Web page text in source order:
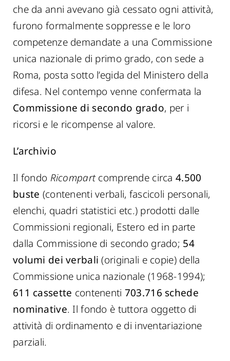
che da anni avevano già cessato ogni attività,
furono formalmente soppresse e le loro
competenze demandate a una Commissione
unica nazionale di primo grado, con sede a
Roma, posta sotto l’egida del Ministero della
difesa. Nel contempo venne confermata la
Commissione di secondo grado, per i
ricorsi e le ricompense al valore.
L’archivio
Il fondo Ricompartcomprende circa4.500
buste (contenenti verbali, fascicoli personali,
elenchi, quadri statistici etc.) prodotti dalle
Commissioni regionali, Estero ed in parte
dalla Commissione di secondo grado; 54
volumi dei verbali (originali e copie) della
Commissione unica nazionale (1968-1994);
611 cassette contenenti 703.716 schede
nominative. Il fondo è tuttora oggetto di
attività di ordinamento e di inventariazione
parziali.